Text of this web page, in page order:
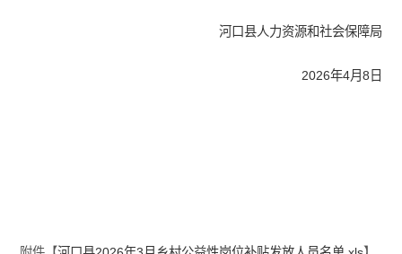
河口县人力资源和社会保障局
2026年4月8日